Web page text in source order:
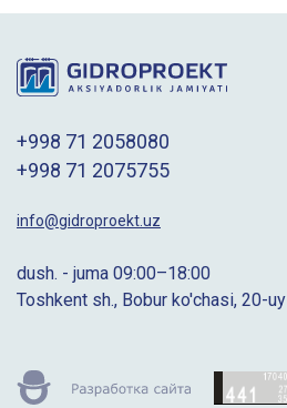
+998 71 2058080
+998 71 2075755
info@gidroproekt.uz
dush. - juma 09:00–18:00
Toshkent sh., Bobur ko'chasi, 20-uy